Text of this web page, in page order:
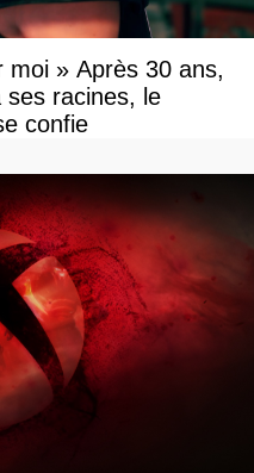
» Après 30 ans,
ses racines, le
confie